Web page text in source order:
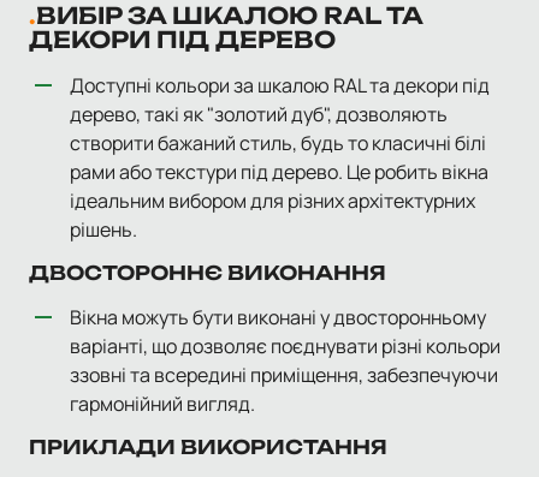
ВИБІР ЗА ШКАЛОЮ RAL ТА
ДЕКОРИ ПІД ДЕРЕВО
Доступні кольори за шкалою RAL та декори під
дерево, такі як "золотий дуб", дозволяють
створити бажаний стиль, будь то класичні білі
рами або текстури під дерево. Це робить вікна
ідеальним вибором для різних архітектурних
рішень.
ДВОСТОРОННЄ ВИКОНАННЯ
Вікна можуть бути виконані у двосторонньому
варіанті, що дозволяє поєднувати різні кольори
ззовні та всередині приміщення, забезпечуючи
гармонійний вигляд.
ПРИКЛАДИ ВИКОРИСТАННЯ